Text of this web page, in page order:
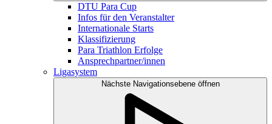
DTU Para Cup
Infos für den Veranstalter
Internationale Starts
Klassifizierung
Para Triathlon Erfolge
Ansprechpartner/innen
Ligasystem
Nächste Navigationsebene öffnen